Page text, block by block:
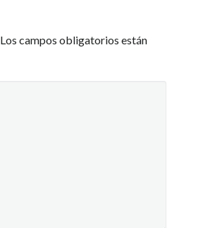
Los campos obligatorios están